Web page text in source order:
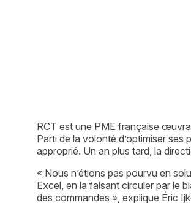
RCT est une PME française
Parti de la volonté d’optimiser ses
approprié. Un an plus tard, la
« Nous n’étions pas pourvu en
Excel, en la faisant circuler par le
des commandes », explique Éric